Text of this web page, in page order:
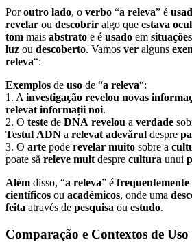
Poroutro lado, o verbo “a releva” é
revelar ou descobrir algo que estava
tom mais abstrato e é usado em situações
luz ou descoberto. Vamos ver alguns
releva“:
Exemplos de uso de “a releva“:
1. A investigação revelou novas
relevat informații noi.
2. O teste de DNA revelou a verdade
Testul ADN a relevat adevărul despre
3. O arte pode revelar muito sobre a
poate să releve mult despre cultura unui
Além disso, “a releva” é frequentemente
científicos ou académicos, onde uma
feita através de pesquisa ou estudo.
Comparação e Contextos de Uso